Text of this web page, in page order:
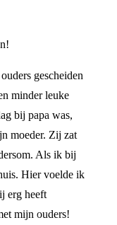
gescheiden
minder leuke
bij papa was,
moeder. Zij zat
Als ik bij
Hier voelde ik
erg heeft
mijn ouders!